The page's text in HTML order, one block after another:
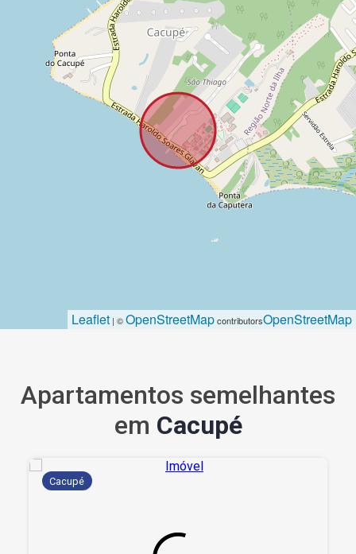
Leaflet | ©OpenStreetMapcontributorsOpenStreetMap
Apartamentos semelhantes
em Cacupé
Cacupé